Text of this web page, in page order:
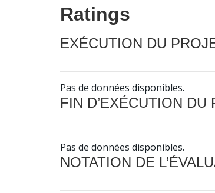
Ratings
EXÉCUTION DU
Pas de données disponibles.
FIN D’EXÉCUTION DU
Pas de données disponibles.
NOTATION DE